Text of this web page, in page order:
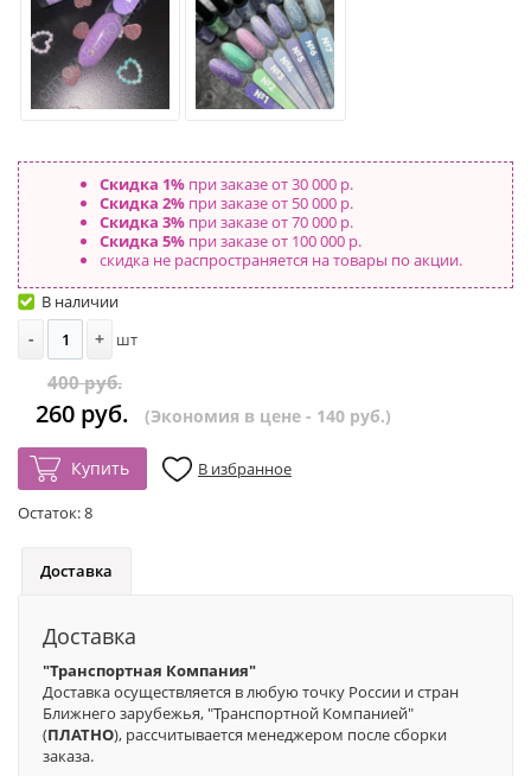
Скидка 1%при заказе от 30 000 р.
Скидка 2%при заказе от 50 000 р.
Скидка 3%при заказе от 70 000 р.
Скидка 5%при заказе от 100 000 р.
скидка не распространяется на товары по акции.
В наличии
- + шт
400 руб.
260 руб. (Экономия в цене - 140 руб.)
Купить В избранное
Остаток:8
Доставка
Доставка
"Транспортная Компания"
Доставка осуществляется в любую точку России и стран
Ближнего зарубежья, "Транспортной Компанией"
(ПЛАТНО), рассчитывается менеджером после сборки
заказа.